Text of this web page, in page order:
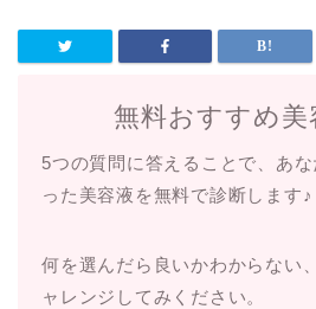
無料おすすめ美
5つの質問に答えることで、あ
った美容液を無料で診断します♪
何を選んだら良いかわからない
ャレンジしてみください。